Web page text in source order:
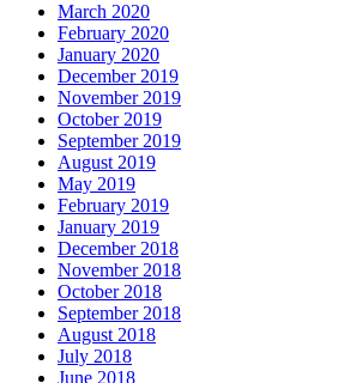
March 2020
February 2020
January 2020
December 2019
November 2019
October 2019
September 2019
August 2019
May 2019
February 2019
January 2019
December 2018
November 2018
October 2018
September 2018
August 2018
July 2018
June 2018